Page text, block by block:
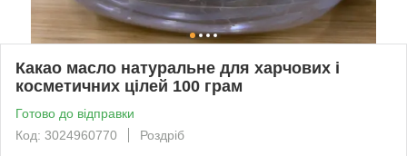
Какао масло натуральне для харчових і
косметичних цілей 100 грам
Готово до відправки
Код: 3024960770
Роздріб